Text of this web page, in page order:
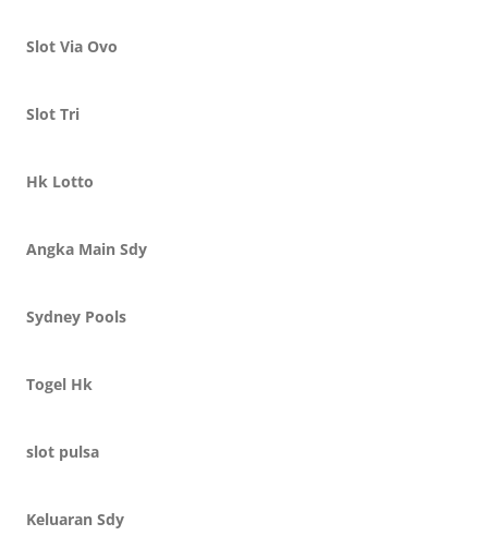
Slot Via Ovo
Slot Tri
Hk Lotto
Angka Main Sdy
Sydney Pools
Togel Hk
slot pulsa
Keluaran Sdy